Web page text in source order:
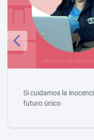
Si cuidamos la
futuro único